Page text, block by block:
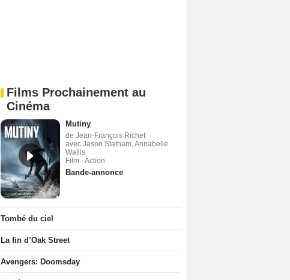
Films Prochainement au
Cinéma
Mutiny
de Jean-François Richet
avec Jason Statham, Annabelle
Wallis
Film - Action
Bande-annonce
Tombé du ciel
La fin d’Oak Street
Avengers: Doomsday